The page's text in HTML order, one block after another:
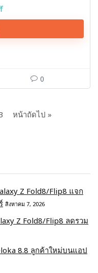
0
หน้าถัดไป »
Z Fold8/Flip8 แจก
สิงหาคม 7, 2026
Z Fold8/Flip8 ลดรวม
8.8 ลูกค้าใหม่บนแอป